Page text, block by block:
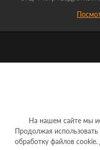
На нашем сайте мы
Продолжая
обработку файлов